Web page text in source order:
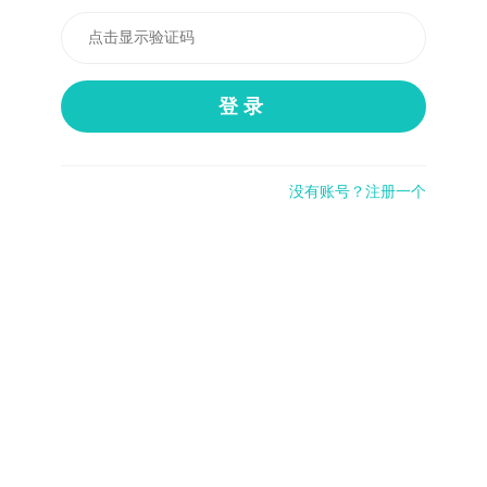
登录
没有账号？注册一个